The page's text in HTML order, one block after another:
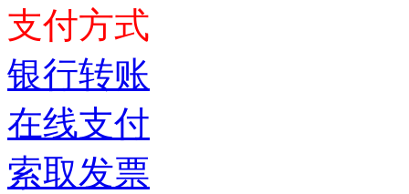
支付方式
银行转账
在线支付
索取发票